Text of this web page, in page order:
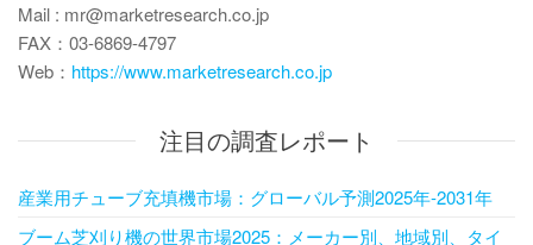
Mail : mr@marketresearch.co.jp
FAX：03-6869-4797
Web： https://www.marketresearch.co.jp
注目の調査レポート
産業用チューブ充填機市場：グローバル予測2025年-2031年
ブーム芝刈り機の世界市場2025：メーカー別、地域別、タイ